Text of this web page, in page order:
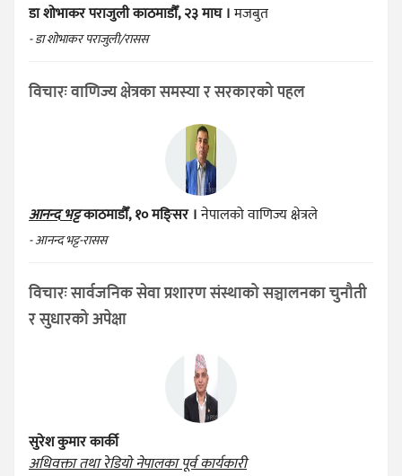
डा शोभाकर पराजुलीकाठमाडौँ, २३ माघ ।मजबुत
- डा शोभाकर पराजुली/रासस
विचारः वाणिज्य क्षेत्रका समस्या र सरकारको पहल
आनन्द भट्टकाठमाडौँ, १० मङ्सिर ।नेपालको वाणिज्य क्षेत्रले
- आनन्द भट्ट-रासस
विचारः सार्वजनिक सेवा प्रशारण संस्थाको सञ्चालनका चुनौती
र सुधारको अपेक्षा
सुरेश कुमार कार्की
अधिवक्ता तथा रेडियो नेपालका पूर्व कार्यकारी